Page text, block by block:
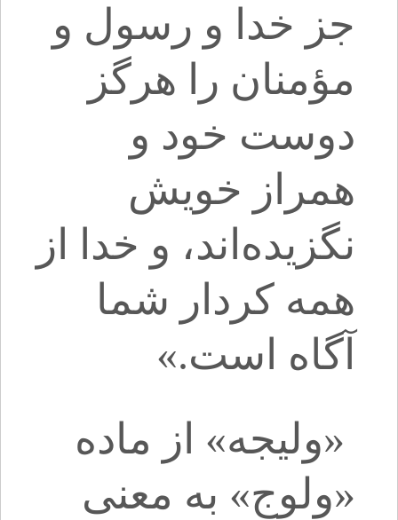
جز خدا و رسول و
مؤمنان را هرگز
دوست خود و
همراز خویش
نگزیده‌اند، و خدا از
همه کردار شما
آگاه است.»
«ولیجه» از ماده‌
«ولوج» به معنی